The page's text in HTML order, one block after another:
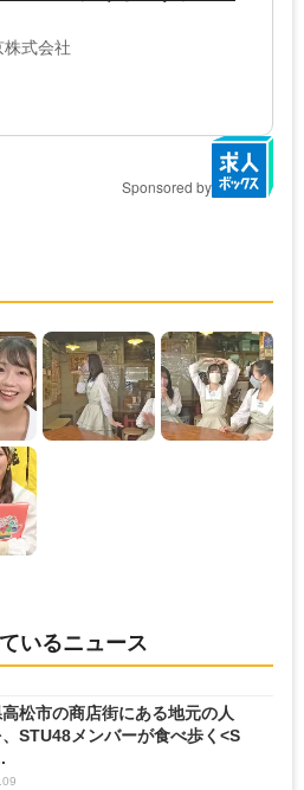
式会社
Sponsored by
いるニュース
松市の商店街にある地元の人
STU48メンバーが食べ歩く<S